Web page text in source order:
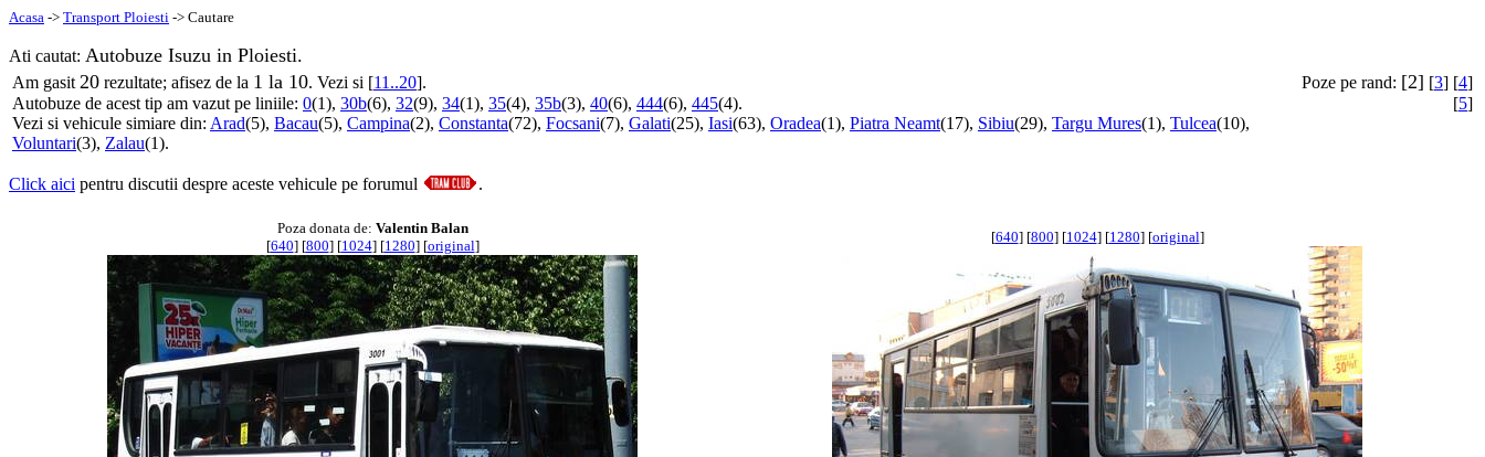
Acasa -> Transport Ploiesti -> Cautare
Ati cautat: Autobuze Isuzu in Ploiesti.
Am gasit 20 rezultate; afisez de la 1 la 10. Vezi si [11..20].
Autobuze de acest tip am vazut pe liniile: 0(1), 30b(6), 32(9), 34(1), 35(4), 35b(3), 40(6), 444(6), 445(4).
Vezi si vehicule simiare din: Arad(5), Bacau(5), Campina(2), Constanta(72), Focsani(7), Galati(25), Iasi(63), Oradea(1), Piatra Neamt(17), Sibiu(29), Targu Mures(1), Tulcea(10),
Voluntari(3), Zalau(1).
Poze pe rand: [2] [3] [4]
[5]
Click aici pentru discutii despre aceste vehicule pe forumul .
Poza donata de: Valentin Balan
[640] [800] [1024] [1280] [original]
[640] [800] [1024] [1280] [original]